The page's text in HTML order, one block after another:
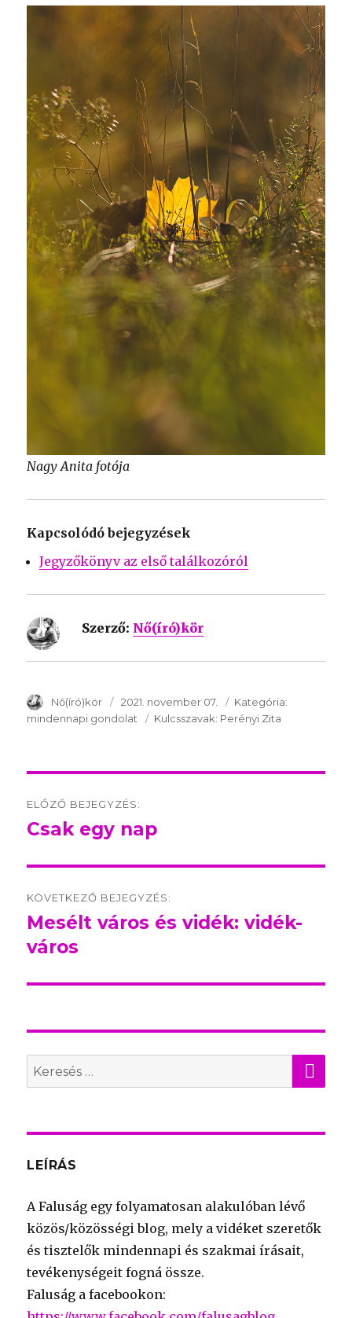
Nagy Anita fotója
Kapcsolódó bejegyzések
Jegyzőkönyv az első találkozóról
Szerző: Nő(író)kör
SzerzÅ
Nő(író)kör Közzétéve:
2021. november 07. Kategória:
mindennapi gondolat
Kulcsszavak: Kulcsszavak:
Perényi Zita
navigation
ELŐZŐ BEJEGYZÉS:
Előző
Csak egy nap
KÖVETKEZŐ BEJEGYZÉS:
Következő
bejegyzés:
Mesélt város és vidék: vidék-
város
Search
for:
LEÍRÁS
A Faluság egy folyamatosan alakulóban lévő
közös/közösségi blog, mely a vidéket szeretők
és tisztelők mindennapi és szakmai írásait,
tevékenységeit fogná össze.
Faluság a facebookon: